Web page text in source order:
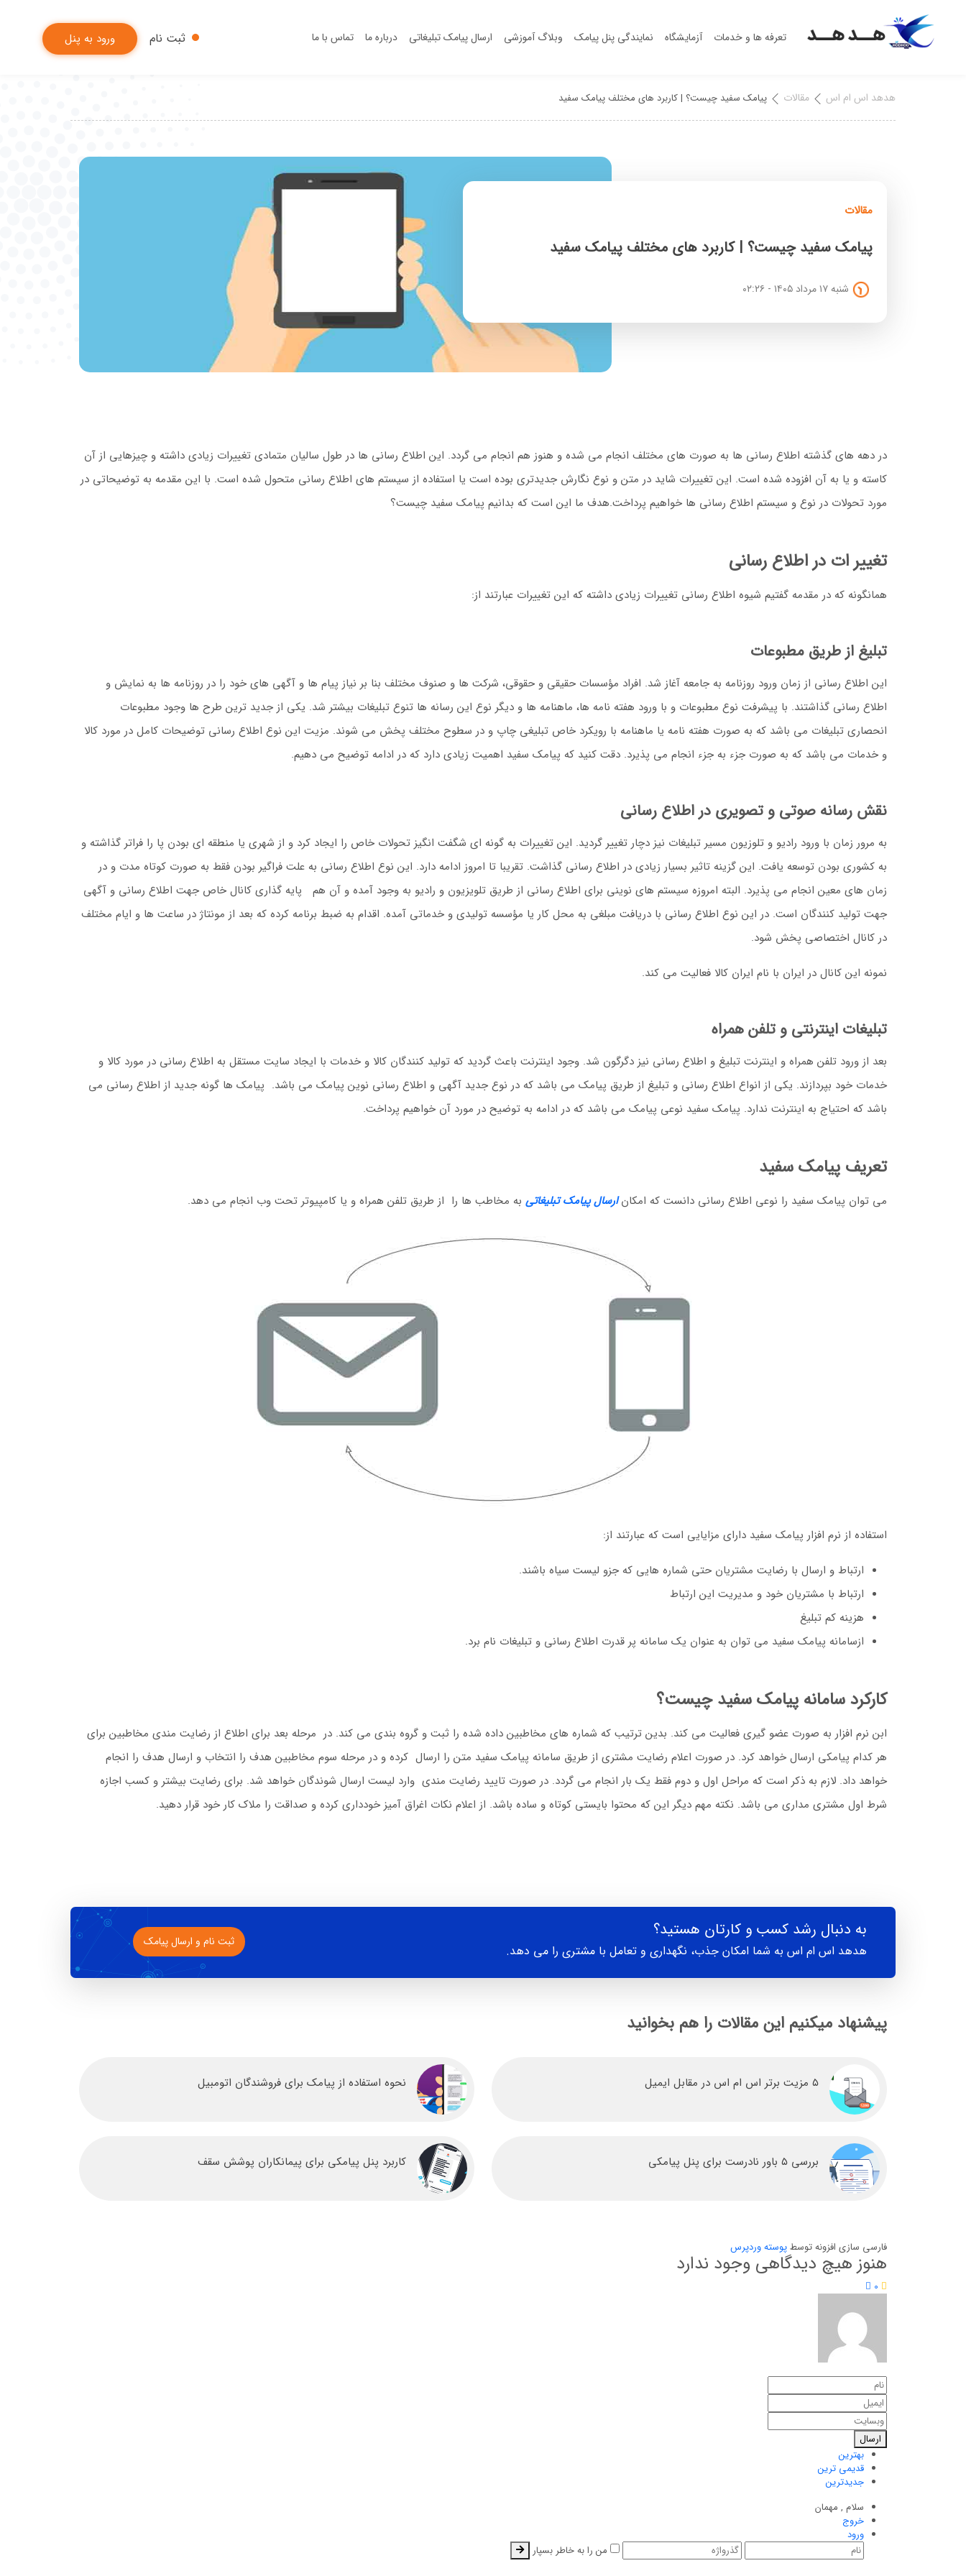
تعرفه ها و خدمات آزمایشگاه نمایندگی پنل پیامک وبلاگ آموزشی ارسال پیامک تبلیغاتی درباره ما تماس با ما ثبت نام ورود به پنل
هدهد اس ام اس مقالات پیامک سفید چیست؟ | کاربرد های مختلف پیامک سفید
مقالات
پیامک سفید چیست؟ | کاربرد های مختلف پیامک سفید
شنبه ۱۷ مرداد ۱۴۰۵ - ۰۲:۲۶
در دهه های گذشته اطلاع رسانی ها به صورت های مختلف انجام می شده و هنوز هم انجام می گردد. این اطلاع رسانی ها در طول سالیان متمادی تغییرات زیادی داشته و چیزهایی از آن
کاسته و یا به آن افزوده شده است. این تغییرات شاید در متن و نوع نگارش جدیدتری بوده است یا استفاده از سیستم های اطلاع رسانی متحول شده است. با این مقدمه به توضیحاتی در
مورد تحولات در نوع و سیستم اطلاع رسانی ها خواهیم پرداخت.هدف ما این است که بدانیم پیامک سفید چیست؟
تغییر ات در اطلاع رسانی
همانگونه که در مقدمه گفتیم شیوه اطلاع رسانی تغییرات زیادی داشته که این تغییرات عبارتند از:
تبلیغ از طریق مطبوعات
این اطلاع رسانی از زمان ورود روزنامه به جامعه آغاز شد. افراد مؤسسات حقیقی و حقوقی، شرکت ها و صنوف مختلف بنا بر نیاز پیام ها و آگهی های خود را در روزنامه ها به نمایش و
اطلاع رسانی گذاشتند. با پیشرفت نوع مطبوعات و با ورود هفته نامه ها، ماهنامه ها و دیگر نوع این رسانه ها تنوع تبلیغات بیشتر شد. یکی از جدید ترین طرح ها وجود مطبوعات
انحصاری تبلیغات می باشد که به صورت هفته نامه یا ماهنامه با رویکرد خاص تبلیغی چاپ و در سطوح مختلف پخش می شوند. مزیت این نوع اطلاع رسانی توضیحات کامل در مورد کالا
و خدمات می باشد که به صورت جزء به جزء انجام می پذیرد. دقت کنید که پیامک سفید اهمیت زیادی دارد که در ادامه توضیح می دهیم.
نقش رسانه صوتی و تصویری در اطلاع رسانی
به مرور زمان با ورود رادیو و تلوزیون مسیر تبلیغات نیز دچار تغییر گردید. این تغییرات به گونه ای شگفت انگیز تحولات خاص را ایجاد کرد و از شهری یا منطقه ای بودن پا را فراتر گذاشته و
به کشوری بودن توسعه یافت. این گزینه تاثیر بسیار زیادی در اطلاع رسانی گذاشت. تقریبا تا امروز ادامه دارد. این نوع اطلاع رسانی به علت فراگیر بودن فقط به صورت کوتاه مدت و در
زمان های معین انجام می پذیرد. البته امروزه سیستم های نوینی برای اطلاع رسانی از طریق تلویزیون و رادیو به وجود آمده و آن هم پایه گذاری کانال خاص جهت اطلاع رسانی و آگهی
جهت تولید کنندگان است. در این نوع اطلاع رسانی با دریافت مبلغی به محل کار یا مؤسسه تولیدی و خدماتی آمده. اقدام به ضبط برنامه کرده که بعد از مونتاژ در ساعت ها و ایام مختلف
در کانال اختصاصی پخش شود.
نمونه این کانال در ایران با نام ایران کالا فعالیت می کند.
تبلیغات اینترنتی و تلفن همراه
بعد از ورود تلفن همراه و اینترنت تبلیغ و اطلاع رسانی نیز دگرگون شد. وجود اینترنت باعث گردید که تولید کنندگان کالا و خدمات با ایجاد سایت مستقل به اطلاع رسانی در مورد کالا و
خدمات خود بپردازند. یکی از انواع اطلاع رسانی و تبلیغ از طریق پیامک می باشد که در نوع جدید آگهی و اطلاع رسانی نوین پیامک می باشد. پیامک ها گونه جدید از اطلاع رسانی می
باشد که احتیاج به اینترنت ندارد. پیامک سفید نوعی پیامک می باشد که در ادامه به توضیح در مورد آن خواهیم پرداخت.
تعریف پیامک سفید
می توان پیامک سفید را نوعی اطلاع رسانی دانست که امکانارسال پیامک تبلیغاتی به مخاطب ها را از طریق تلفن همراه و یا کامپیوتر تحت وب انجام می دهد.
استفاده از نرم افزار پیامک سفید دارای مزایایی است که عبارتند از:
ارتباط و ارسال با رضایت مشتریان حتی شماره هایی که جزو لیست سیاه باشند.
ارتباط با مشتریان خود و مدیریت این ارتباط
هزینه کم تبلیغ
ازسامانه پیامک سفید می توان به عنوان یک سامانه پر قدرت اطلاع رسانی و تبلیغات نام برد.
کارکرد سامانه پیامک سفید چیست؟
ابن نرم افزار به صورت عضو گیری فعالیت می کند. بدین ترتیب که شماره های مخاطبین داده شده را ثبت و گروه بندی می کند. در مرحله بعد برای اطلاع از رضایت مندی مخاطبین برای
هر کدام پیامکی ارسال خواهد کرد. در صورت اعلام رضایت مشتری از طریق سامانه پیامک سفید متن را ارسال کرده و در مرحله سوم مخاطبین هدف را انتخاب و ارسال هدف را انجام
خواهد داد. لازم به ذکر است که مراحل اول و دوم فقط یک بار انجام می گردد. در صورت تایید رضایت مندی وارد لیست ارسال شوندگان خواهد شد. برای رضایت بیشتر و کسب اجازه
شرط اول مشتری مداری می باشد. نکته مهم دیگر این که محتوا بایستی کوتاه و ساده باشد. از اعلام نکات اغراق آمیز خودداری کرده و صداقت را ملاک کار خود قرار دهید.
به دنبال رشد کسب و کارتان هستید؟
هدهد اس ام اس به شما امکان جذب، نگهداری و تعامل با مشتری را می دهد.
ثبت نام و ارسال پیامک
پیشنهاد میکنیم این مقالات را هم بخوانید
۵ مزیت برتر اس ام اس در مقابل ایمیل نحوه استفاده از پیامک برای فروشندگان اتومبیل
بررسی ۵ باور نادرست برای پنل پیامکی کاربرد پنل پیامکی برای پیمانکاران پوشش سقف
فارسی سازی افزونه توسطپوسته وردپرس
هنوز هیچ دیدگاهی وجود ندارد
0
ارسال
بهترین
قدیمی ترین
جدیدترین
سلام , مهمان
خروج
ورود
من را به خاطر بسپار